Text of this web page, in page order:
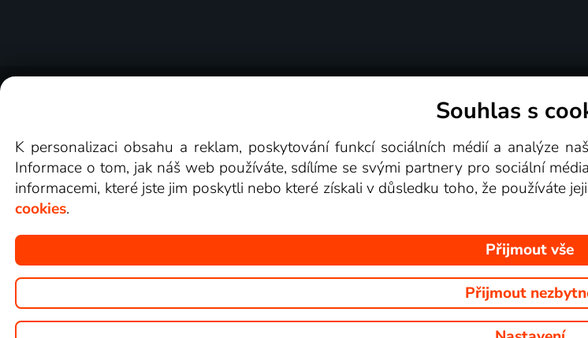
Videotéka
Copyright © goNET s.r.o. Na tomto webu jsou zobrazovány obrázky z
Souhlas s
K personalizaci obsahu a reklam, poskytování funkcí sociálních médií a analýze
Informace o tom, jak náš web používáte, sdílíme se svými partnery pro sociální
informacemi, které jste jim poskytli nebo které získali v důsledku toho, že používáte
cookies.
Přijmout vše
Přijmout